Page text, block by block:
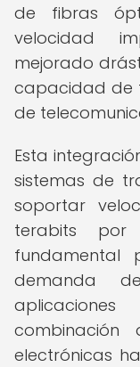
de fibras
velocidad
mejorado
capacidad de
de
Esta
sistemas de
soportar
terabits por
fundamental
demanda
electrónicas